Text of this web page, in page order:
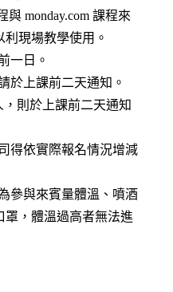
monday.com 課程來
現場教學使用。
一日。
於上課前二天通知。
則於上課前二天通知
得依實際報名情況增減
參與來賓量體溫、噴酒
罩，體溫過高者無法進